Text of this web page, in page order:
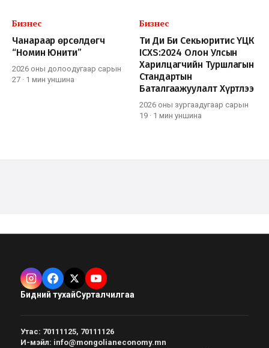
Бизнес
Чанараар өрсөлдөгч
“Номин Юнити”
2026 оны долоодугаар сарын
27 · 1 мин уншина
Бизнес
Ти Ди Би Секьюритис ҮЦК
ICXS:2024 Олон Улсын
Харилцагчийн Туршлагын
Стандартын
Баталгаажуулалт Хүртлээ
2026 оны зургаадугаар сарын
19 · 1 мин уншина
Бидний тухайСурталчилгаа
Утас: 70111125, 70111126
И-мэйл: info@mongolianeconomy.mn